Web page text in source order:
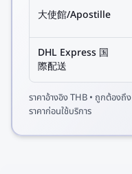
大使館/Apostille
DHL Express 国
際配送
ราคาอ้างอิงTHB • ถูกต้องถึง
ราคาก่อนใช้บริการ